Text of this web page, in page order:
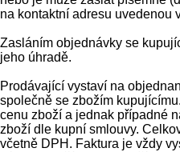
na kontaktní adresu uvedenou
Zasláním objednávky se
jeho úhradě.
Prodávající vystaví na
společně se zbožím
cenu zboží a jednak případné
zboží dle kupní smlouvy.
včetně DPH. Faktura je vždy